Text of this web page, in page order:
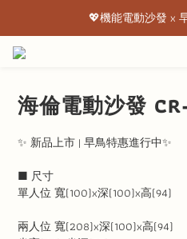
💖機能電動沙發 x
💖機能電動沙發 x
海倫電動沙發
✨ 新品上市 | 早鳥特惠進行中✨
■ 尺寸
單人位 寬(100)x深(100)x高(94)
兩人位 寬(208)x深(100)x高(94)